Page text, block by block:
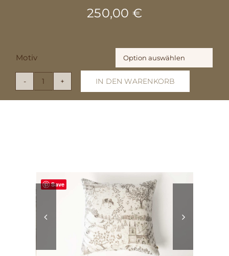
250,00 €
Motiv
Kissen
Lino
IN DEN WARENKORB
Save